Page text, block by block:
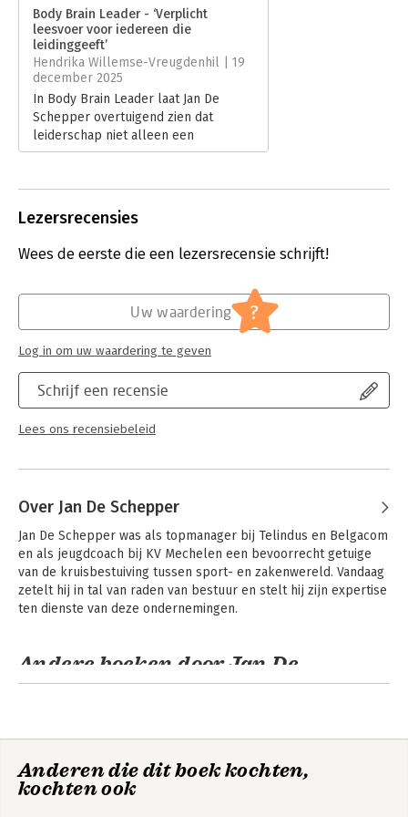
Verschijningsdatum:
25-8-2025
Hoofdrubriek:
Body Brain Leader - ‘Verplicht
leesvoer voor iedereen die
leidinggeeft’
Hendrika Willemse-Vreugdenhil | 19
december 2025
In Body Brain Leader laat Jan De
Schepper overtuigend zien dat
leiderschap niet alleen een
denkproces is, maar een lichamelijke
Willemse-Vreugdenhil beschrijft het
boek als een doorleefd en
toegankelijk leiderschapshandboek
dat hoofd, hart en lichaam
samenbrengt in tijden van druk en
Lees verder
Lezersrecensies
Wees de eerste die een lezersrecensie schrijft!
Schrijf een recensie
Lees ons recensiebeleid
Uw waardering ?
Log in om uw waardering te geven
Over Jan De Schepper
Jan De Schepper was als topmanager bij Telindus en Belgacom
en als jeugdcoach bij KV Mechelen een bevoorrecht getuige
van de kruisbestuiving tussen sport- en zakenwereld. Vandaag
zetelt hij in tal van raden van bestuur en stelt hij zijn expertise
ten dienste van deze ondernemingen.
Andere boeken door Jan De
Schepper
Anderen die dit boek kochten,
kochten ook